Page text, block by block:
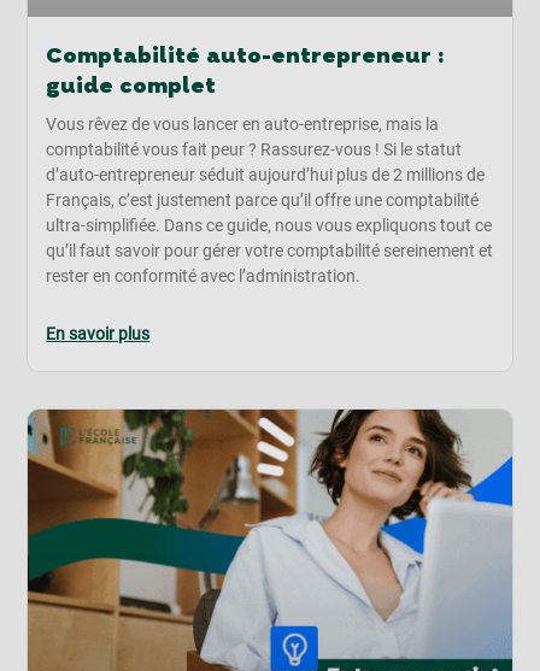
Comptabilité auto-entrepreneur :
guide complet
Vous rêvez de vous lancer en auto-entreprise, mais la
comptabilité vous fait peur ? Rassurez-vous ! Si le statut
d’auto-entrepreneur séduit aujourd’hui plus de 2 millions de
Français, c’est justement parce qu’il offre une comptabilité
ultra-simplifiée. Dans ce guide, nous vous expliquons tout ce
qu’il faut savoir pour gérer votre comptabilité sereinement et
rester en conformité avec l’administration.
En savoir plus